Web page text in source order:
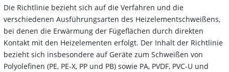
Die Richtlinie bezieht sich auf die Verfahren und die
verschiedenen Ausführungsarten des Heizelementschweißens,
bei denen die Erwärmung der Fügeflächen durch direkten
Kontakt mit den Heizelementen erfolgt. Der Inhalt der Richtlinie
bezieht sich insbesondere auf Geräte zum Schweißen von
Polyolefinen (PE, PE-X, PP und PB) sowie PA, PVDF, PVC-U und